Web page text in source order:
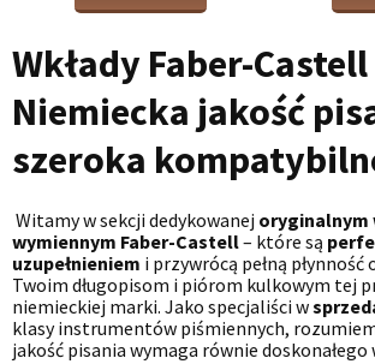
Wkłady Faber-Castell
Niemiecka jakość
szeroka
Witamy w sekcji dedykowanej oryginalnym
wymiennym Faber-Castell– które są
uzupełnieniem i przywrócą pełną
Twoim długopisom i piórom kulkowym tej
niemieckiej marki. Jako specjaliści w
klasy instrumentów piśmiennych,
jakość pisania wymaga równie doskonałego